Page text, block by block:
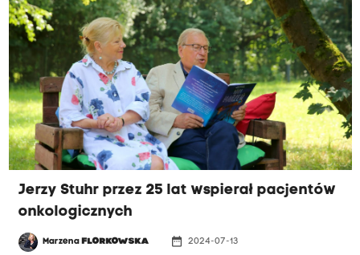
Jerzy Stuhr przez 25 lat wspierał pacjentów
onkologicznych
Marzena FLORKOWSKA date_range 2024-07-13